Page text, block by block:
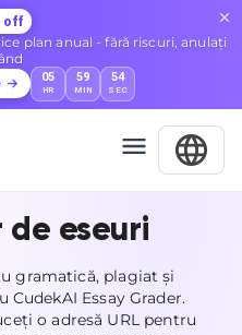
off
plan anual - fără riscuri, anulați
05
HR
59
MIN
52
SEC
eseuri
gramatică, plagiat și
Essay Grader.
o adresă URL pentru